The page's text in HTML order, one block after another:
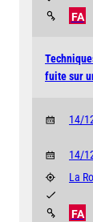
FA
fuite sur
14/
14/
La
FA